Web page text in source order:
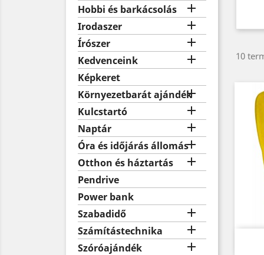
Hobbi és barkácsolás 
Irodaszer 
Írószer 
Kedvenceink 
Képkeret
Környezetbarát ajándék

Kulcstartó 
Naptár 
Óra és időjárás állomás
Otthon és háztartás 
Pendrive
Power bank
Szabadidő

Számítástechnika 
Szóróajándék 
10